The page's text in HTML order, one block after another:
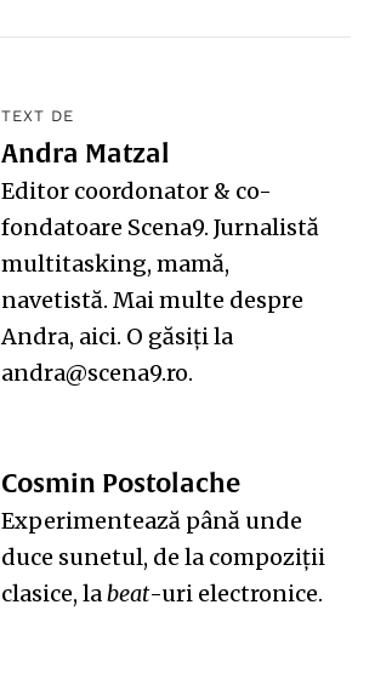
TEXT DE
Andra Matzal
Editor coordonator & co-
fondatoare Scena9. Jurnalistă
multitasking, mamă,
navetistă. Mai multe despre
Andra, aici. O găsiți la
andra@scena9.ro.
Cosmin Postolache
Experimentează până unde
duce sunetul, de la compoziții
clasice, labeat-uri electronice.